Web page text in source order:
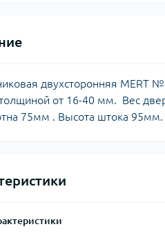
двухсторонняя MERT
от 16-40 мм. Вес
75мм . Высота штока 95мм.